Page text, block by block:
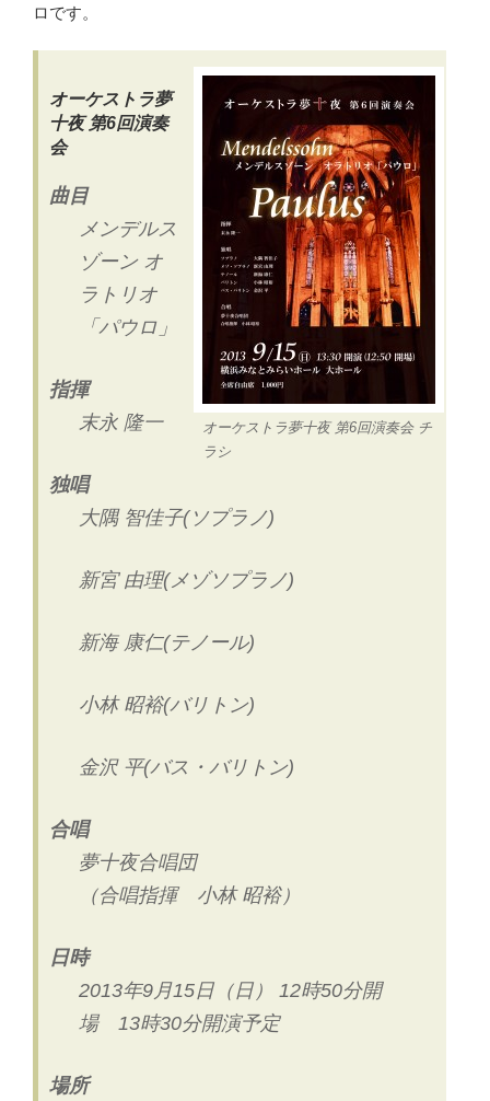
ロです。
オーケストラ夢十夜 第6回演奏会 チ
ラシ
オーケストラ夢
十夜 第6回演奏
会
曲目
メンデルス
ゾーン オ
ラトリオ
「パウロ」
指揮
末永 隆一
独唱
大隅 智佳子(ソプラノ)
新宮 由理(メゾソプラノ)
新海 康仁(テノール)
小林 昭裕(バリトン)
金沢 平(バス・バリトン)
合唱
夢十夜合唱団
（合唱指揮 小林 昭裕）
日時
2013年9月15日（日） 12時50分開
場 13時30分開演予定
場所